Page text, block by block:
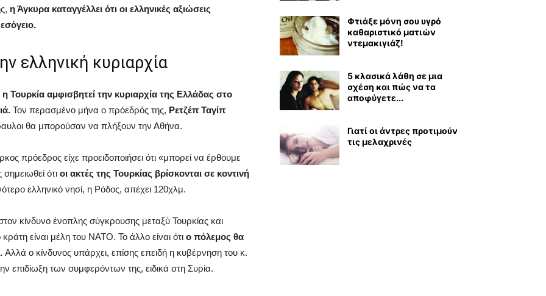
η Άγκυρα καταγγέλλει ότι οι ελληνικές αξιώσεις
ελληνική κυριαρχία
η Τουρκία αμφισβητεί την κυριαρχία της Ελλάδας στο
Τον περασμένο μήνα ο πρόεδρός της, Ρετζέπ Ταγίπ
θα μπορούσαν να πλήξουν την Αθήνα.
πρόεδρος είχε προειδοποιήσει ότι «μπορεί να έρθουμε
ότι οι ακτές της Τουρκίας βρίσκονται σε κοντινή
ελληνικό νησί, η Ρόδος, απέχει 120χλμ.
κίνδυνο ένοπλης σύγκρουσης μεταξύ Τουρκίας και
είναι μέλη του ΝΑΤΟ. Το άλλο είναι ότι ο πόλεμος θα
Αλλά ο κίνδυνος υπάρχει, επίσης επειδή η κυβέρνηση του κ.
επιδίωξη των συμφερόντων της, ειδικά στη Συρία.
Φτιάξε μόνη σου υγρό
καθαριστικό ματιών
ντεμακιγιάζ!
5 κλασικά λάθη σε μια
σχέση και πώς να τα
αποφύγετε...
Γιατί οι άντρες προτιμούν
τις μελαχρινές